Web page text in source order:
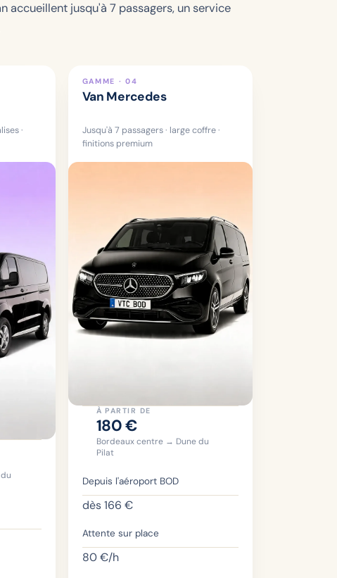
accueillent jusqu'à 7 passagers, un service
·
GAMME · 04
Van Mercedes
Jusqu'à 7 passagers · large coffre ·
finitions premium
À PARTIR DE
180€
Bordeaux centre → Dune du
Pilat
Depuis l'aéroport BOD
dès166 €
Attente sur place
80€/h